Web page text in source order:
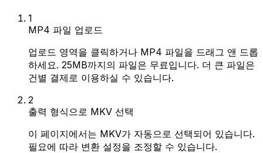
1
MP4 파일 업로드
업로드 영역을 클릭하거나 MP4 파일을 드래그 앤 드롭
하세요. 25MB까지의 파일은 무료입니다. 더 큰 파일은
건별 결제로 이용하실 수 있습니다.
2
출력 형식으로 MKV 선택
이 페이지에서는 MKV가 자동으로 선택되어 있습니다.
필요에 따라 변환 설정을 조정할 수 있습니다.